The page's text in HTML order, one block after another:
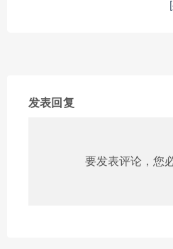
发表回复
要发表评论，您